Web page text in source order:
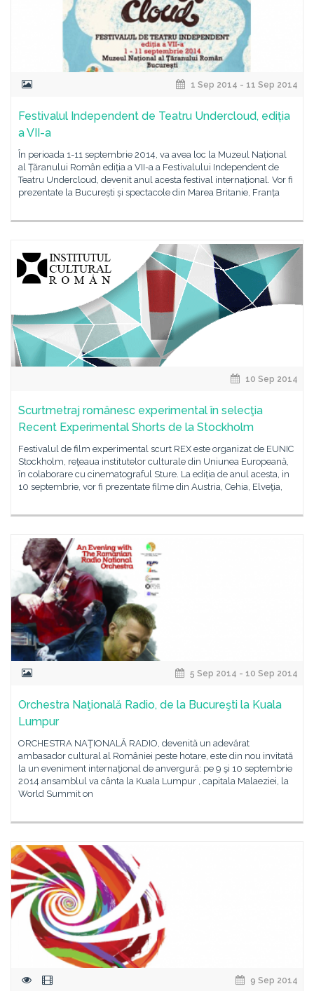
1 Sep 2014 - 11 Sep 2014
Festivalul Independent de Teatru Undercloud, ediția
a VII-a
În perioada 1-11 septembrie 2014, va avea loc la Muzeul Național
al Țăranului Român ediția a VII-a a Festivalului Independent de
Teatru Undercloud, devenit anul acesta festival internațional. Vor fi
prezentate la București și spectacole din Marea Britanie, Franța
10 Sep 2014
Scurtmetraj românesc experimental în selecţia
Recent Experimental Shorts de la Stockholm
Festivalul de film experimental scurt REX este organizat de EUNIC
Stockholm, reţeaua institutelor culturale din Uniunea Europeană,
în colaborare cu cinematograful Sture. La ediția de anul acesta, in
10 septembrie, vor fi prezentate filme din Austria, Cehia, Elveţia,
5 Sep 2014 - 10 Sep 2014
Orchestra Naţională Radio, de la Bucureşti la Kuala
Lumpur
ORCHESTRA NAŢIONALĂ RADIO, devenită un adevărat
ambasador cultural al României peste hotare, este din nou invitată
la un eveniment internaţional de anvergură: pe 9 şi 10 septembrie
2014 ansamblul va cânta la Kuala Lumpur , capitala Malaeziei, la
World Summit on
9 Sep 2014